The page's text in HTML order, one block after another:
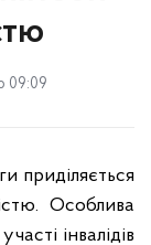
09:09
приділяється
Особлива
інвалідів